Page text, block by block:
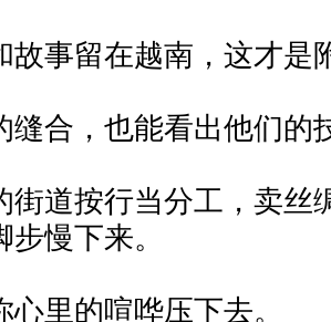
故事留在越南，这才是
缝合，也能看出他们的
街道按行当分工，卖丝
慢下来。
里的喧哗压下去。